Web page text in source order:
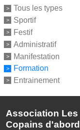
Tous les types
Sportif
Festif
Administratif
Manifestation
Formation
Entrainement
Association
Copains d'abord